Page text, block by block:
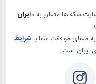
ایران
معنای موافقت شما با شرایط
ایران است.